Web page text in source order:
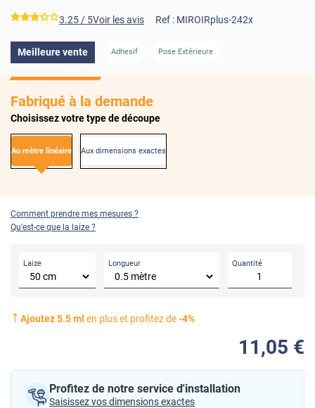
*****3.25 / 5Voir les avis Ref : MIROIRplus-242x
Meilleure vente Adhesif Pose Extérieure
Fabriqué à la demande
Choisissez votre type de découpe
Au mètre linéaire Aux dimensions exactes
Comment prendre mes mesures ?
Qu'est-ce que la laize ?
Laize Longueur Quantité
Ajoutez5.5ml en plus et profitez de-4%
11 ,05 €
Profitez de notre service d'installation
Saisissez vos dimensions exactes